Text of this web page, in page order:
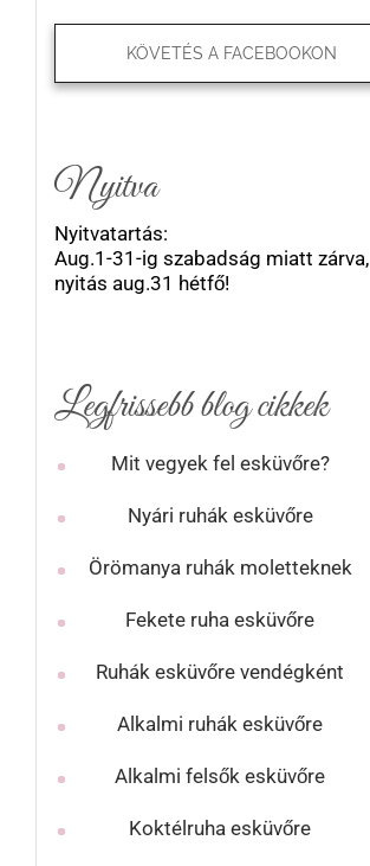
KÖVETÉS A FACEBOOKON
Nyitva
Nyitvatartás:
Aug.1-31-ig szabadság miatt zárva,
nyitás aug.31 hétfő!
Legfrissebb blog cikkek
Mit vegyek fel esküvőre?
Nyári ruhák esküvőre
Örömanya ruhák moletteknek
Fekete ruha esküvőre
Ruhák esküvőre vendégként
Alkalmi ruhák esküvőre
Alkalmi felsők esküvőre
Koktélruha esküvőre